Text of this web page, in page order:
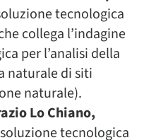
tecnologica
collega l’indagine
per l’analisi della
naturale di siti
naturale).
Lo Chiano,
tecnologica